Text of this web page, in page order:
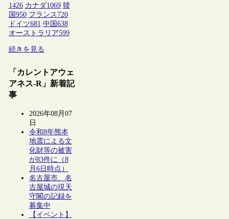
1426 カナダ1069 韓
国 950 フランス 720
ドイツ681 中国 638
オーストラリア599
続きを見る
「カレントアウェ
アネス-R」新着記
事
2026年08月07
日
令和8年熊本
地震による文
化財等の被害
が83件に（8
月6日時点）
名古屋市、名
古屋城の現天
守閣の記録を
募集中
【イベント】